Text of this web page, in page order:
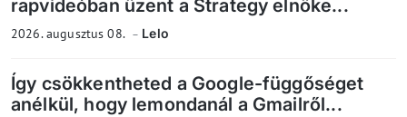
rapvideóban üzent a Strategy elnöke...
2026. augusztus 08. Lelo
Így csökkentheted a Google-függőséget
anélkül, hogy lemondanál a Gmailről...